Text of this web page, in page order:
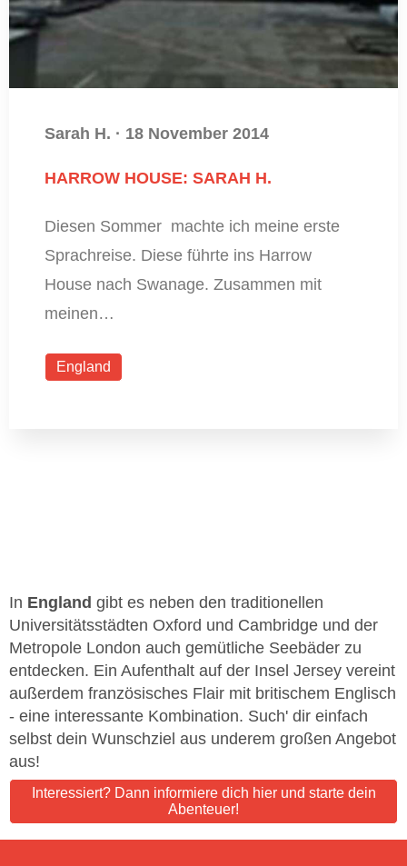
Sarah H. · 18 November 2014
HARROW HOUSE: SARAH H.
Diesen Sommer machte ich meine erste
Sprachreise. Diese führte ins Harrow
House nach Swanage. Zusammen mit
meinen…
England
In England gibt es neben den traditionellen
Universitätsstädten Oxford und Cambridge und der
Metropole London auch gemütliche Seebäder zu
entdecken. Ein Aufenthalt auf der Insel Jersey vereint
außerdem französisches Flair mit britischem Englisch
- eine interessante Kombination. Such' dir einfach
selbst dein Wunschziel aus underem großen Angebot
aus!
Interessiert? Dann informiere dich hier und starte dein
Abenteuer!